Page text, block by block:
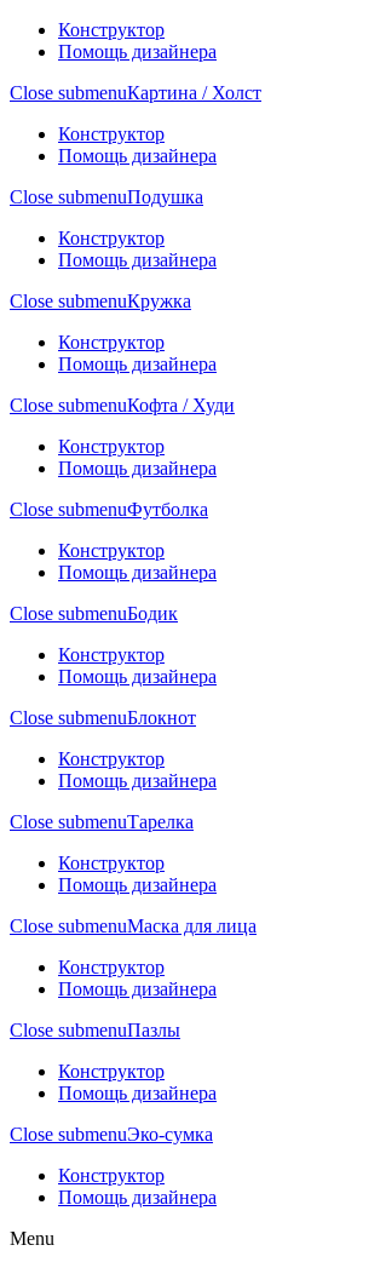
Конструктор
Помощь дизайнера
Close submenuКартина / Холст
Конструктор
Помощь дизайнера
Close submenuПодушка
Конструктор
Помощь дизайнера
Close submenuКружка
Конструктор
Помощь дизайнера
Close submenuКофта / Худи
Конструктор
Помощь дизайнера
Close submenuФутболка
Конструктор
Помощь дизайнера
Close submenuБодик
Конструктор
Помощь дизайнера
Close submenuБлокнот
Конструктор
Помощь дизайнера
Close submenuТарелка
Конструктор
Помощь дизайнера
Close submenuМаска для лица
Конструктор
Помощь дизайнера
Close submenuПазлы
Конструктор
Помощь дизайнера
Close submenuЭко-сумка
Конструктор
Помощь дизайнера
Menu